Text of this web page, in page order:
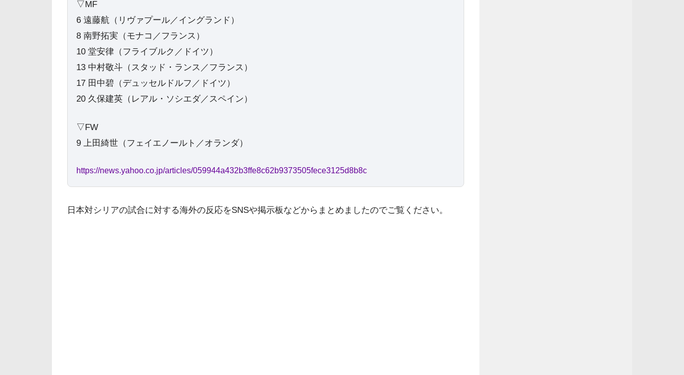
▽MF
6 遠藤航（リヴァプール／イングランド）
8 南野拓実（モナコ／フランス）
10 堂安律（フライブルク／ドイツ）
13 中村敬斗（スタッド・ランス／フランス）
17 田中碧（デュッセルドルフ／ドイツ）
20 久保建英（レアル・ソシエダ／スペイン）
▽FW
9 上田綺世（フェイエノールト／オランダ）
https://news.yahoo.co.jp/articles/059944a432b3ffe8c62b9373505fece3125d8b8c
日本対シリアの試合に対する海外の反応をSNSや掲示板などからまとめましたのでご覧ください。